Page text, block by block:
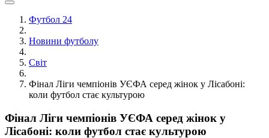
Футбол 24
Новини футболу
Світ
Фінал Ліги чемпіонів УЄФА серед жінок у Лісабоні:
коли футбол стає культурою
Фінал Ліги чемпіонів УЄФА серед жінок у
Лісабоні: коли футбол стає культурою